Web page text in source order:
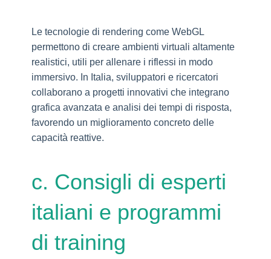
Le tecnologie di rendering come WebGL
permettono di creare ambienti virtuali altamente
realistici, utili per allenare i riflessi in modo
immersivo. In Italia, sviluppatori e ricercatori
collaborano a progetti innovativi che integrano
grafica avanzata e analisi dei tempi di risposta,
favorendo un miglioramento concreto delle
capacità reattive.
c. Consigli di esperti
italiani e programmi
di training